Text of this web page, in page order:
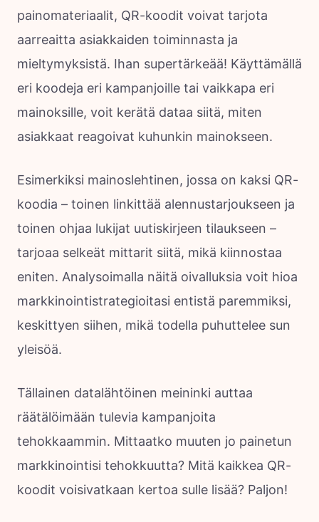
painomateriaalit, QR-koodit voivat tarjota
aarreaitta asiakkaiden toiminnasta ja
mieltymyksistä. Ihan supertärkeää! Käyttämällä
eri koodeja eri kampanjoille tai vaikkapa eri
mainoksille, voit kerätä dataa siitä, miten
asiakkaat reagoivat kuhunkin mainokseen.
Esimerkiksi mainoslehtinen, jossa on kaksi QR-
koodia – toinen linkittää alennustarjoukseen ja
toinen ohjaa lukijat uutiskirjeen tilaukseen –
tarjoaa selkeät mittarit siitä, mikä kiinnostaa
eniten. Analysoimalla näitä oivalluksia voit hioa
markkinointistrategioitasi entistä paremmiksi,
keskittyen siihen, mikä todella puhuttelee sun
yleisöä.
Tällainen datalähtöinen meininki auttaa
räätälöimään tulevia kampanjoita
tehokkaammin. Mittaatko muuten jo painetun
markkinointisi tehokkuutta? Mitä kaikkea QR-
koodit voisivatkaan kertoa sulle lisää? Paljon!